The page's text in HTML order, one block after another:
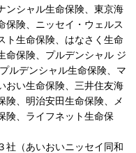
ンシャル生命保険、東京海
保険、ニッセイ・ウェルス
ト生命保険、はなさく生命
命保険、プルデンシャル ジ
ルデンシャル生命保険、マ
おい生命保険、三井住友海
険、明治安田生命保険、メ
険、ライフネット生命保
（あいおいニッセイ同和